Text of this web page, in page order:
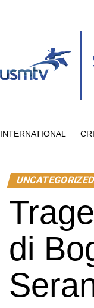
INTERNATIONAL
UNCATEGORIZED
di